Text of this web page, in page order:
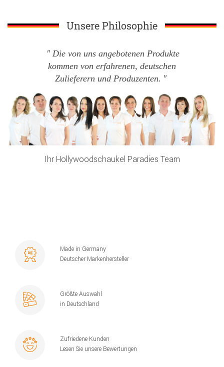
Unsere Philosophie
Die von uns angebotenen Produkte
kommen von erfahrenen, deutschen
Zulieferern und Produzenten.
Ihr Hollywoodschaukel Paradies Team
Made in Germany
Deutscher Markenhersteller
Größte Auswahl
in Deutschland
Zufriedene Kunden
Lesen Sie unsere Bewertungen